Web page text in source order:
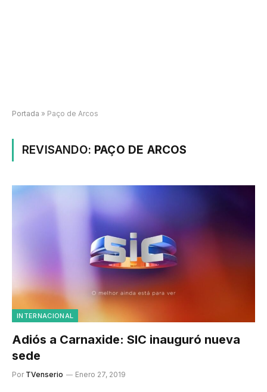
Portada » Paço de Arcos
REVISANDO: PAÇO DE ARCOS
INTERNACIONAL
Adiós a Carnaxide: SIC inauguró nueva
sede
Por TVenserio Enero 27, 2019